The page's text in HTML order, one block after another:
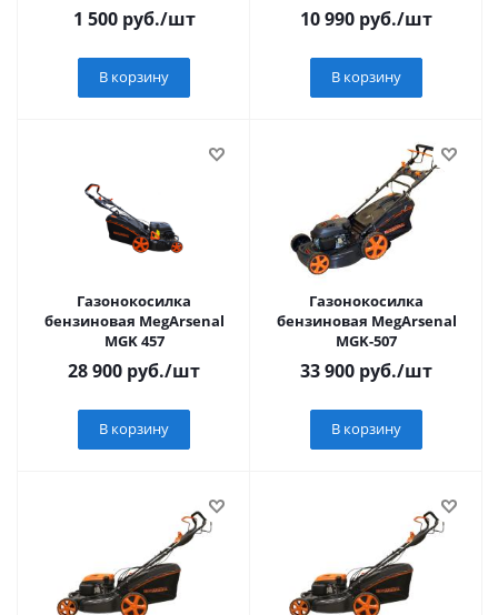
1 500руб./шт
В корзину
10 990 руб./шт
В корзину
Газонокосилка
бензиновая MegArsenal
MGK 457
28 900 руб./шт
В корзину
Газонокосилка
бензиновая MegArsenal
MGK-507
33 900 руб./шт
В корзину